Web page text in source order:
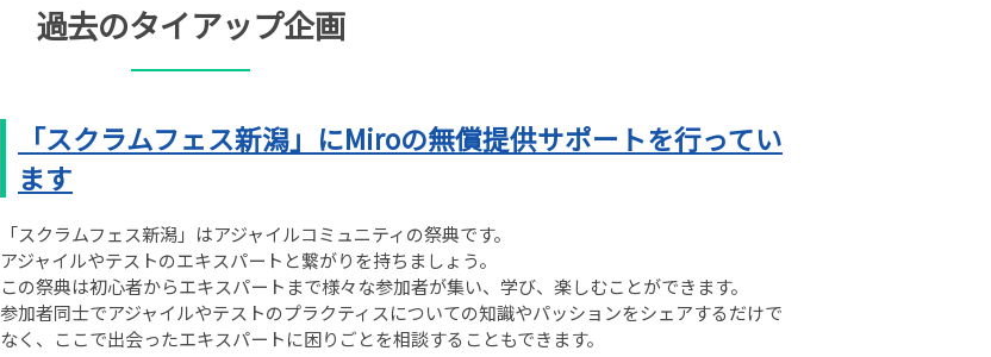
過去のタイアップ企画
「スクラムフェス新潟」にMiroの無償提供サポートを行ってい
ます
「スクラムフェス新潟」はアジャイルコミュニティの祭典です。
アジャイルやテストのエキスパートと繋がりを持ちましょう。
この祭典は初心者からエキスパートまで様々な参加者が集い、学び、楽しむことができます。
参加者同士でアジャイルやテストのプラクティスについての知識やパッションをシェアするだけで
なく、ここで出会ったエキスパートに困りごとを相談することもできます。